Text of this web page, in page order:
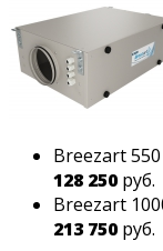
Breezart
128 250руб.
Breezart
213 750руб.